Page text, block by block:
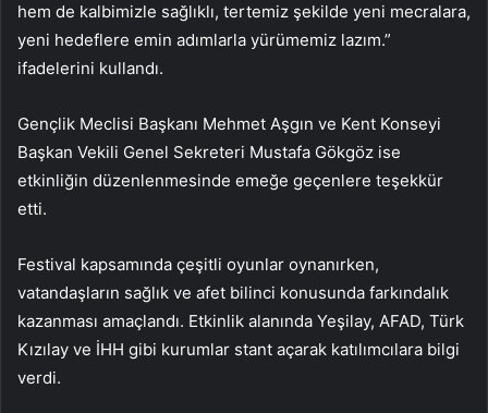
hem de kalbimizle sağlıklı, tertemiz şekilde yeni mecralara,
yeni hedeflere emin adımlarla yürümemiz lazım.”
ifadelerini kullandı.
Gençlik Meclisi Başkanı Mehmet Aşgın ve Kent Konseyi
Başkan Vekili Genel Sekreteri Mustafa Gökgöz ise
etkinliğin düzenlenmesinde emeğe geçenlere teşekkür
etti.
Festival kapsamında çeşitli oyunlar oynanırken,
vatandaşların sağlık ve afet bilinci konusunda farkındalık
kazanması amaçlandı. Etkinlik alanında Yeşilay, AFAD, Türk
Kızılay ve İHH gibi kurumlar stant açarak katılımcılara bilgi
verdi.